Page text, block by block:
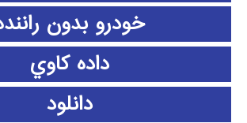
خودرو بدون
داده كاوي
دانلود